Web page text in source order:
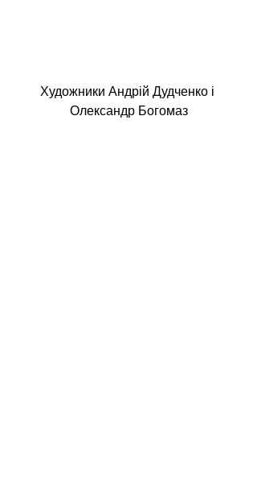
Художники Андрій Дудченко і
Олександр Богомаз